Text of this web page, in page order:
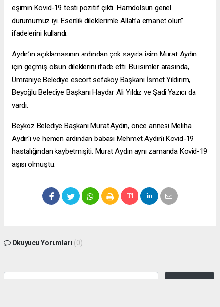
eşimin Kovid-19 testi pozitif çıktı. Hamdolsun genel
durumumuz iyi. Esenlik dileklerimle Allah’a emanet olun”
ifadelerini kullandı.
Aydın’ın açıklamasının ardından çok sayıda isim Murat Aydın
için geçmiş olsun dileklerini ifade etti. Bu isimler arasında,
Ümraniye Belediye escort sefaköyBaşkanı İsmet Yıldırım,
Beyoğlu Belediye Başkanı Haydar Ali Yıldız ve Şadi Yazıcı da
vardı.
Beykoz Belediye Başkanı Murat Aydın, önce annesi Meliha
Aydın'ı ve hemen ardından babası Mehmet Aydın'ı Kovid-19
hastalığından kaybetmişiti. Murat Aydın aynı zamanda Kovid-19
aşısı olmuştu.
Okuyucu Yorumları (0)
Gönder